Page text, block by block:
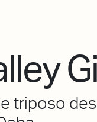
triposo